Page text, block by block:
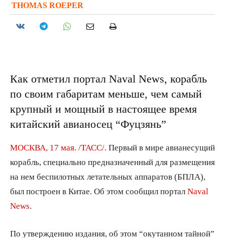
THOMAS ROEPER
Как отметил портал Naval News, корабль
по своим габаритам меньше, чем самый
крупный и мощный в настоящее время
китайский авианосец “Фуцзянь”
МОСКВА, 17 мая. /ТАСС/. Первый в мире авианесущий
корабль, специально предназначенный для размещения
на нем беспилотных летательных аппаратов (БПЛА),
был построен в Китае. Об этом сообщил портал Naval
News
По утверждению издания, об этом “окутанном тайной”